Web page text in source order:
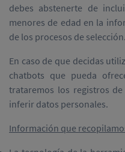
debes abstenerte de
menores de edad en la
de los procesos de selección.
En caso de que decidas
chatbots que pueda
trataremos los registros
inferir datos personales.
Información que